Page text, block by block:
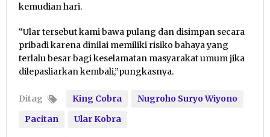
kemudian hari.
“Ular tersebut kami bawa pulang dan disimpan secara
pribadi karena dinilai memiliki risiko bahaya yang
terlalu besar bagi keselamatan masyarakat umum jika
dilepasliarkan kembali,”pungkasnya.
Ditag King Cobra
Nugroho Suryo Wiyono
Pacitan
Ular Kobra